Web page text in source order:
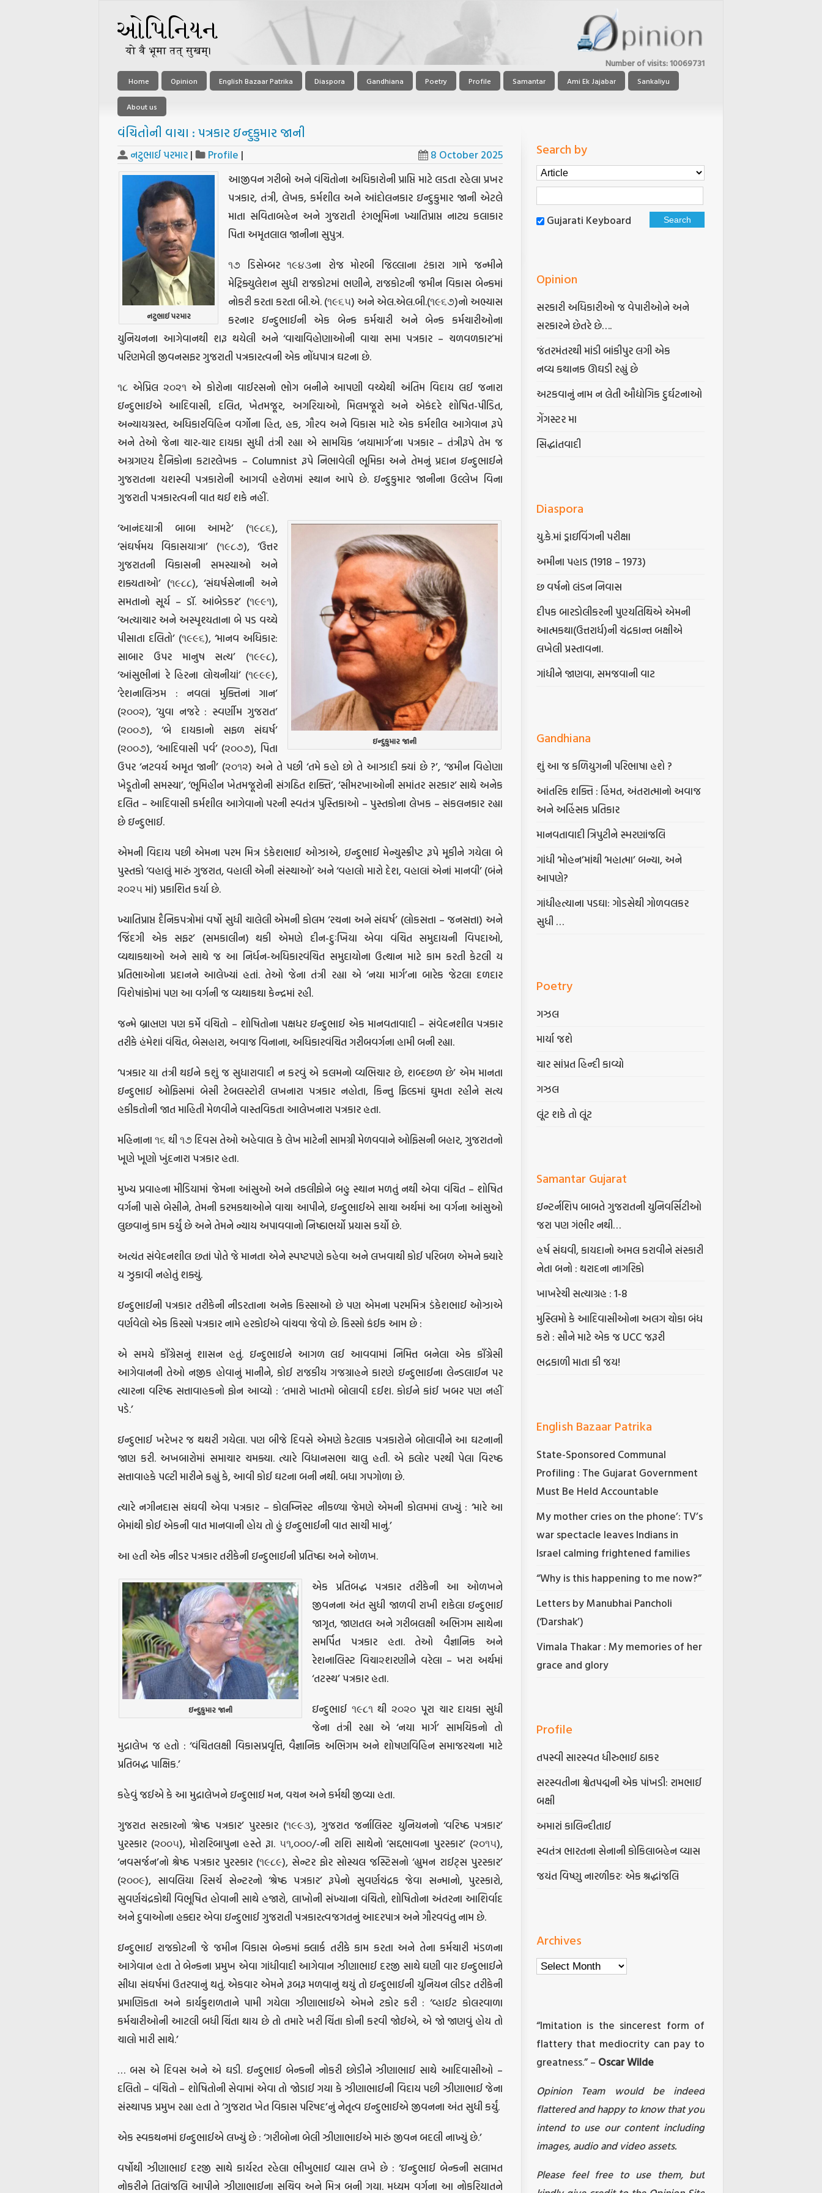
Number of visits:10069731
Home Opinion English Bazaar Patrika Diaspora Gandhiana Poetry Profile Samantar Ami Ek Jajabar Sankaliyu
About us
વંચિતોની વાચા : પત્રકાર ઇન્દુકુમાર જાની
નટુભાઈ પરમાર | Profile | 8 October 2025
નટુભાઈ પરમાર
આજીવન ગરીબો અને વંચિતોના અધિકારોની પ્રાપ્તિ માટે લડતા રહેલા પ્રખર
પત્રકાર, તંત્રી, લેખક, કર્મશીલ અને આંદોલનકાર ઇન્દુકુમાર જાની એટલે
માતા સવિતાબહેન અને ગુજરાતી રંગભૂમિના ખ્યાતિપ્રાપ્ત નાટ્ય કલાકાર
પિતા અમૃતલાલ જાનીના સુપુત્ર.
૧૭ ડિસેમ્બર ૧૯૪૩ના રોજ મોરબી જિલ્લાના ટંકારા ગામે જન્મીને
મેટ્રિક્યુલેશન સુધી રાજકોટમાં ભણીને, રાજકોટની જમીન વિકાસ બેન્કમાં
નોકરી કરતા કરતા બી.એ. (૧૯૬૫) અને એલ.એલ.બી.(૧૯૬૭)નો અભ્યાસ
કરનાર ઇન્દુભાઈની એક બેન્ક કર્મચારી અને બેન્ક કર્મચારીઓના
યુનિયનના આગેવાનથી શરૂ થયેલી અને ‘વાચાવિહોણાઓની વાચા સમા પત્રકાર – ચળવળકાર’માં
પરિણમેલી જીવનસફર ગુજરાતી પત્રકારત્વની એક નોંધપાત્ર ઘટના છે.
૧૮ એપ્રિલ ૨૦૨૧ એ કોરોના વાઈરસનો ભોગ બનીને આપણી વચ્ચેથી અંતિમ વિદાય લઈ જનારા
ઇન્દુભાઈએ આદિવાસી, દલિત, ખેતમજૂર, અગરિયાઓ, મિલમજૂરો અને એકંદરે શોષિત-પીડિત,
અન્યાયગ્રસ્ત, અધિકારવિહિન વર્ગોના હિત, હક, ગૌરવ અને વિકાસ માટે એક કર્મશીલ આગેવાન રૂપે
અને તેઓ જેના ચાર-ચાર દાયકા સુધી તંત્રી રહ્યા એ સામયિક ‘નયામાર્ગ’ના પત્રકાર – તંત્રીરૂપે તેમ જ
અગ્રગણ્ય દૈનિકોના કટારલેખક – Columnist રૂપે નિભાવેલી ભૂમિકા અને તેમનું પ્રદાન ઇન્દુભાઈને
ગુજરાતના યશસ્વી પત્રકારોની આગવી હરોળમાં સ્થાન આપે છે. ઇન્દુકુમાર જાનીના ઉલ્લેખ વિના
ગુજરાતી પત્રકારત્વની વાત થઈ શકે નહીં.
ઇન્દુકુમાર જાની
‘આનંદયાત્રી બાબા આમટે’ (૧૯૮૬),
‘સંઘર્ષમય વિકાસયાત્રા’ (૧૯૮૭), ‘ઉત્તર
ગુજરાતની વિકાસની સમસ્યાઓ અને
શક્યતાઓ’ (૧૯૮૮), ‘સંઘર્ષસેનાની અને
સમતાનો સૂર્ય – ડૉ. આંબેડકર’ (૧૯૯૧),
‘અત્યાચાર અને અસ્પૃશ્યતાના બે પડ વચ્ચે
પીસાતા દલિતો’ (૧૯૯૬), ‘માનવ અધિકાર:
સાબાર ઉપર માનુષ સત્ય’ (૧૯૯૮),
‘આંસુભીનાં રે હિરના લોચનીયાં’ (૧૯૯૯),
‘રેશનાલિઝમ : નવલાં મુક્તિનાં ગાન’
(૨૦૦૨), ‘યુવા નજરે : સ્વર્ણીમ ગુજરાત’
(૨૦૦૭), ‘બે દાયકાનો સફળ સંઘર્ષ’
(૨૦૦૭), ‘આદિવાસી પર્વ’ (૨૦૦૭), પિતા
ઉપર ‘નટવર્ય અમૃત જાની’ (૨૦૧૨) અને તે પછી ‘તમે કહો છો તે આઝાદી ક્યાં છે ?’, ‘જમીન વિહોણા
ખેડૂતોની સમસ્યા’, ‘ભૂમિહીન ખેતમજૂરોની સંગઠિત શક્તિ’, ‘સીમરખાઓની સમાંતર સરકાર’ સાથે અનેક
દલિત – આદિવાસી કર્મશીલ આગેવાનો પરની સ્વતંત્ર પુસ્તિકાઓ – પુસ્તકોના લેખક – સંકલનકાર રહ્યા
છે ઇન્દુભાઈ.
એમની વિદાય પછી એમના પરમ મિત્ર ડંકેશભાઈ ઓઝાએ, ઇન્દુભાઈ મેન્યુસ્ક્રીપ્ટ રૂપે મૂકીને ગયેલા બે
પુસ્તકો ‘વહાલું મારું ગુજરાત, વહાલી એની સંસ્થાઓ’ અને ‘વહાલો મારો દેશ, વહાલાં એનાં માનવી’ (બંને
૨૦૨૫ માં) પ્રકાશિત કર્યા છે.
ખ્યાતિપ્રાપ્ત દૈનિકપત્રોમાં વર્ષો સુધી ચાલેલી એમની કોલમ ‘રચના અને સંઘર્ષ’ (લોકસત્તા – જનસત્તા) અને
‘જિંદગી એક સફર’ (સમકાલીન) થકી એમણે દીન-દુઃખિયા એવા વંચિત સમુદાયની વિપદાઓ,
વ્યથાકથાઓ અને સાથે જ આ નિર્ધન-અધિકારવંચિત સમુદાયોના ઉત્થાન માટે કામ કરતી કેટલી ય
પ્રતિભાઓના પ્રદાનને આલેખ્યાં હતાં. તેઓ જેના તંત્રી રહ્યા એ ‘નયા માર્ગ’ના બારેક જેટલા દળદાર
વિશેષાંકોમાં પણ આ વર્ગની જ વ્યથાકથા કેન્દ્રમાં રહી.
જન્મે બ્રાહ્મણ પણ કર્મે વંચિતો – શોષિતોના પક્ષધર ઇન્દુભાઈ એક માનવતાવાદી – સંવેદનશીલ પત્રકાર
તરીકે હંમેશાં વંચિત, બેસહારા, અવાજ વિનાના, અધિકારવંચિત ગરીબવર્ગના હામી બની રહ્યા.
‘પત્રકાર યા તંત્રી થઈને કશું જ સુધારાવાદી ન કરવું એ કલમનો વ્યભિચાર છે, શબ્દછળ છે’ એમ માનતા
ઇન્દુભાઈ ઓફિસમાં બેસી ટેબલસ્ટોરી લખનારા પત્રકાર નહોતા, કિન્તુ ફિલ્ડમાં ઘુમતા રહીને સત્ય
હકીકતોની જાત માહિતી મેળવીને વાસ્તવિકતા આલેખનારા પત્રકાર હતા.
મહિનાના ૧૬ થી ૧૭ દિવસ તેઓ અહેવાલ કે લેખ માટેની સામગ્રી મેળવવાને ઓફિસની બહાર, ગુજરાતનો
ખૂણે ખૂણો ખુંદનારા પત્રકાર હતા.
મુખ્ય પ્રવાહના મીડિયામાં જેમના આંસુઓ અને તકલીફોને બહુ સ્થાન મળતું નથી એવા વંચિત – શોષિત
વર્ગની પાસે બેસીને, તેમની કરમકથાઓને વાચા આપીને, ઇન્દુભાઈએ સાચા અર્થમાં આ વર્ગના આંસુઓ
લુછવાનું કામ કર્યું છે અને તેમને ન્યાય અપાવવાનો નિષ્ઠાભર્યો પ્રયાસ કર્યો છે.
અત્યંત સંવેદનશીલ છતાં પોતે જે માનતા એને સ્પષ્ટપણે કહેવા અને લખવાથી કોઈ પરિબળ એમને ક્યારે
ય ઝુકાવી નહોતું શક્યું.
ઇન્દુભાઈની પત્રકાર તરીકેની નીડરતાના અનેક કિસ્સાઓ છે પણ એમના પરમમિત્ર ડંકેશભાઈ ઓઝાએ
વર્ણવેલો એક કિસ્સો પત્રકાર નામે હરકોઈએ વાંચવા જેવો છે. કિસ્સો કંઈક આમ છે :
એ સમયે કાઁગ્રેસનું શાસન હતું. ઇન્દુભાઈને આગળ લઈ આવવામાં નિમિત્ત બનેલા એક કાઁગ્રેસી
આગેવાનની તેઓ નજીક હોવાનું માનીને, કોઈ રાજકીય ગજગ્રાહને કારણે ઇન્દુભાઈના લેન્ડલાઈન પર
ત્યારના વરિષ્ઠ સત્તાવાહકનો ફોન આવ્યો : ‘તમારો ખાતમો બોલાવી દઈશ. કોઈને કાંઈ ખબર પણ નહીં
પડે.’
ઇન્દુભાઈ ખરેખર જ થથરી ગયેલા. પણ બીજે દિવસે એમણે કેટલાક પત્રકારોને બોલાવીને આ ઘટનાની
જાણ કરી. અખબારોમાં સમાચાર ચમક્યા. ત્યારે વિધાનસભા ચાલુ હતી. એ ફલોર પરથી પેલા વિરષ્ઠ
સત્તાવાહકે પલ્ટી મારીને કહ્યું કે, આવી કોઈ ઘટના બની નથી. બધા ગપગોળા છે.
ત્યારે નગીનદાસ સંઘવી એવા પત્રકાર – કોલમ્નિસ્ટ નીકળ્યા જેમણે એમની કોલમમાં લખ્યું : ‘મારે આ
બેમાંથી કોઈ એકની વાત માનવાની હોય તો હું ઇન્દુભાઈની વાત સાચી માનું.’
આ હતી એક નીડર પત્રકાર તરીકેની ઇન્દુભાઈની પ્રતિષ્ઠા અને ઓળખ.
ઇન્દુકુમાર જાની
એક પ્રતિબદ્ધ પત્રકાર તરીકેની આ ઓળખને
જીવનના અંત સુધી જાળવી રાખી શકેલા ઇન્દુભાઈ
જાગૃત, જાણતલ અને ગરીબલક્ષી અભિગમ સાથેના
સમર્પિત પત્રકાર હતા. તેઓ વૈજ્ઞાનિક અને
રેશનાલિસ્ટ વિચા૨શરણીને વરેલા – ખરા અર્થમાં
‘તટસ્થ’ પત્રકાર હતા.
ઇન્દુભાઈ ૧૯૮૧ થી ૨૦૨૦ પૂરા ચાર દાયકા સુધી
જેના તંત્રી રહ્યા એ ‘નયા માર્ગ’ સામયિકનો તો
મુદ્રાલેખ જ હતો : ‘વંચિતલક્ષી વિકાસપ્રવૃત્તિ, વૈજ્ઞાનિક અભિગમ અને શોષણવિહિન સમાજરચના માટે
પ્રતિબદ્ધ પાક્ષિક.’
કહેવું જઈએ કે આ મુદ્રાલેખને ઇન્દુભાઈ મન, વચન અને કર્મથી જીવ્યા હતા.
ગુજરાત સરકારનો ‘શ્રેષ્ઠ પત્રકાર’ પુરસ્કાર (૧૯૯૩), ગુજરાત જર્નાલિસ્ટ યુનિયનનો ‘વરિષ્ઠ પત્રકાર’
પુરસ્કાર (૨૦૦૫), મોરારિબાપુના હસ્તે રૂા. ૫૧,૦૦૦/-ની રાશિ સાથેનો ‘સદ્દભાવના પુરસ્કાર’ (૨૦૧૫),
‘નવસર્જન’નો શ્રેષ્ઠ પત્રકાર પુરસ્કાર (૧૯૮૯), સેન્ટર ફોર સોસ્યલ જસ્ટિસનો ‘હ્યુમન રાઈટ્સ પુરસ્કાર’
(૨૦૦૯), સાવલિયા રિસર્ચ સેન્ટરનો ‘શ્રેષ્ઠ પત્રકાર’ રૂપેનો સુવર્ણચંદ્રક જેવા સન્માનો, પુરસ્કારો,
સુવર્ણચંદ્રકોથી વિભૂષિત હોવાની સાથે હજારો, લાખોની સંખ્યાના વંચિતો, શોષિતોના અંતરના આશિર્વાદ
અને દુવાઓના હક્દાર એવા ઇન્દુભાઈ ગુજરાતી પત્રકારત્વજગતનું આદરપાત્ર અને ગૌરવવંતુ નામ છે.
ઇન્દુભાઈ રાજકોટની જે જમીન વિકાસ બેન્કમાં ક્લાર્ક તરીકે કામ કરતા અને તેના કર્મચારી મંડળના
આગેવાન હતા તે બેન્કના પ્રમુખ એવા ગાંધીવાદી આગેવાન ઝીણાભાઈ દરજી સાથે ઘણી વાર ઇન્દુભાઈને
સીધા સંઘર્ષમાં ઉતરવાનું થતું. એકવાર એમને રૂબરૂ મળવાનું થયું તો ઇન્દુભાઈની યુનિયન લીડર તરીકેની
પ્રમાણિકતા અને કાર્યકુશળતાને પામી ગયેલા ઝીણાભાઈએ એમને ટકોર કરી : ‘વ્હાઈટ કોલરવાળા
કર્મચારીઓની આટલી બધી ચિંતા થાય છે તો તમારે ખરી ચિંતા કોની કરવી જોઈએ, એ જો જાણવું હોય તો
ચાલો મારી સાથે.’
… બસ એ દિવસ અને એ ઘડી. ઇન્દુભાઈ બેન્કની નોકરી છોડીને ઝીણાભાઈ સાથે આદિવાસીઓ –
દલિતો – વંચિતો – શોષિતોની સેવામાં એવા તો જોડાઈ ગયા કે ઝીણાભાઈની વિદાય પછી ઝીણાભાઈ જેના
સંસ્થાપક પ્રમુખ રહ્યા હતા તે ‘ગુજરાત ખેત વિકાસ પરિષદ’નું નેતૃત્વ ઇન્દુભાઈએ જીવનના અંત સુધી કર્યું.
એક સ્વકથનમાં ઇન્દુભાઈએ લખ્યું છે : ‘ગરીબોના બેલી ઝીણાભાઈએ મારું જીવન બદલી નાખ્યું છે.’
વર્ષોથી ઝીણાભાઈ દરજી સાથે કાર્યરત રહેલા ભીખુભાઈ વ્યાસ લખે છે : ‘ઇન્દુભાઈ બેન્કની સલામત
નોકરીને તિલાંજલિ આપીને ઝીણાભાઈના સચિવ અને મિત્ર બની ગયા. મધ્યમ વર્ગના આ નોકરિયાતને
Search by
Gujarati Keyboard
Opinion
સરકારી અધિકારીઓ જ વેપારીઓને અને
સરકારને છેતરે છે….
જંતરમંતરથી માંડી બાંકીપુર લગી એક
નવ્ય કથાનક ઊઘડી રહ્યું છે
અટકવાનું નામ ન લેતી ઔદ્યોગિક દુર્ઘટનાઓ
ગેંગસ્ટર મા
સિદ્ધાંતવાદી
Diaspora
યુ.કે.માં ડ્રાઇવિંગની પરીક્ષા
અમીના પહાડ (1918 – 1973)
છ વર્ષનો લંડન નિવાસ
દીપક બારડોલીકરની પુણ્યતિથિએ એમની
આત્મકથા(ઉત્તરાર્ધ)ની ચંદ્રકાન્ત બક્ષીએ
લખેલી પ્રસ્તાવના.
ગાંધીને જાણવા, સમજવાની વાટ
Gandhiana
શું આ જ કળિયુગની પરિભાષા હશે ?
આંતરિક શક્તિ : હિંમત, અંતરાત્માનો અવાજ
અને અહિંસક પ્રતિકાર
માનવતાવાદી ત્રિપુટીને સ્મરણાંજલિ
ગાંધી ‘મોહન’માંથી ‘મહાત્મા’ બન્યા, અને
આપણે?
ગાંધીહત્યાના પડઘા: ગોડસેથી ગોળવલકર
સુધી …
Poetry
ગઝલ
માર્યા જશે
ચાર સાંપ્રત હિન્દી કાવ્યો
ગઝલ
લૂંટ શકે તો લૂંટ
Samantar Gujarat
ઇન્ટર્નશિપ બાબતે ગુજરાતની યુનિવર્સિટીઓ
જરા પણ ગંભીર નથી…
હર્ષ સંઘવી, કાયદાનો અમલ કરાવીને સંસ્કારી
નેતા બનો : થરાદના નાગરિકો
ખાખરેચી સત્યાગ્રહ : 1-8
મુસ્લિમો કે આદિવાસીઓના અલગ ચોકા બંધ
કરો : સૌને માટે એક જ UCC જરૂરી
ભદ્રકાળી માતા કી જય!
English Bazaar Patrika
State-Sponsored Communal
Profiling : The Gujarat Government
Must Be Held Accountable
My mother cries on the phone’: TV’s
war spectacle leaves Indians in
Israel calming frightened families
“Why is this happening to me now?”
Letters by Manubhai Pancholi
(‘Darshak’)
Vimala Thakar : My memories of her
grace and glory
Profile
તપસ્વી સારસ્વત ધીરુભાઈ ઠાકર
સરસ્વતીના શ્વેતપદ્મની એક પાંખડી: રામભાઈ
બક્ષી
અમારાં કાલિન્દીતાઈ
સ્વતંત્ર ભારતના સેનાની કોકિલાબહેન વ્યાસ
જયંત વિષ્ણુ નારળીકરઃ­ એક શ્રદ્ધાંજલિ
Archives
Archives
“Imitation is the sincerest form of
flattery that mediocrity can pay to
greatness.” – Oscar Wilde
Opinion Team would be indeed
flattered and happy to know that you
intend to use our content including
images, audio and video assets.
Please feel free to use them, but